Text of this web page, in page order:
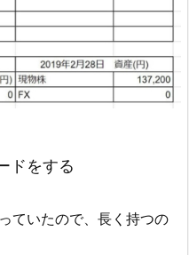
ドをする
ていたので、長く持つの